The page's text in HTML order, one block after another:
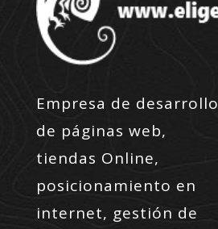
Empresa de desarrollo
de páginas web,
tiendas Online,
posicionamiento en
internet, gestión de